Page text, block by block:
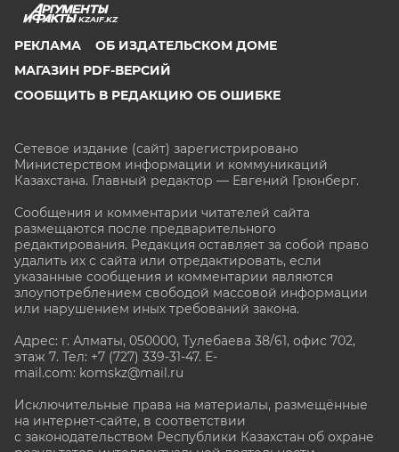
KZAIF.KZ
РЕКЛАМА
ОБ ИЗДАТЕЛЬСКОМ ДОМЕ
МАГАЗИН PDF-ВЕРСИЙ
СООБЩИТЬ В РЕДАКЦИЮ ОБ ОШИБКЕ
Сетевое издание (сайт) зарегистрировано
Министерством информации и коммуникаций
Казахстана. Главный редактор — Евгений Грюнберг.
Сообщения и комментарии читателей сайта
размещаются после предварительного
редактирования. Редакция оставляет за собой право
удалить их с сайта или отредактировать, если
указанные сообщения и комментарии являются
злоупотреблением свободой массовой информации
или нарушением иных требований закона.
Адрес: г. Алматы, 050000, Тулебаева 38/61, офис 702,
этаж 7. Тел: +7 (727) 339-31-47. E-
mail.com: komskz@mail.ru
Исключительные права на материалы, размещённые
на интернет-сайте, в соответствии
с законодательством Республики Казахстан об охране